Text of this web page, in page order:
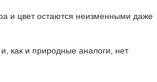
и цвет остаются неизменными даже
как и природные аналоги, нет